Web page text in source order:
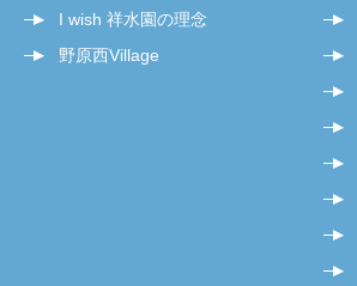
I wish 祥水園の理念
野原西Village